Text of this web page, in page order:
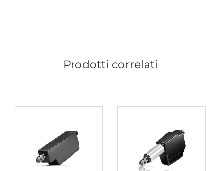
Prodotti correlati